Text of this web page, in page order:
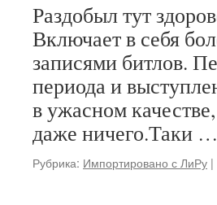
Раздобыл тут
Включает в себя
записями битлов.
периода и
в ужасном
даже ничего.Таки …
Рубрика: Импортировано с ЛиРу |